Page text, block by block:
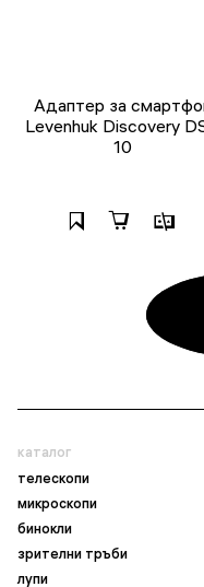
Адаптер за
Levenhuk Discovery
10
каталог
телескопи
микроскопи
бинокли
зрителни тръби
лупи